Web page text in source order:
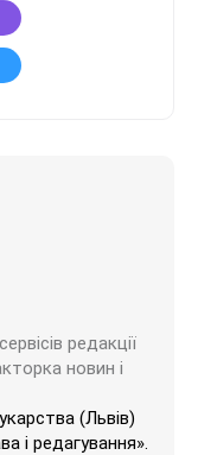
редакції
новин і
(Львів)
і редагування».